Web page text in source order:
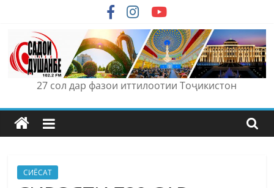
content
27 сол дар фазои иттилоотии Тоҷикистон
СИЁСАТ